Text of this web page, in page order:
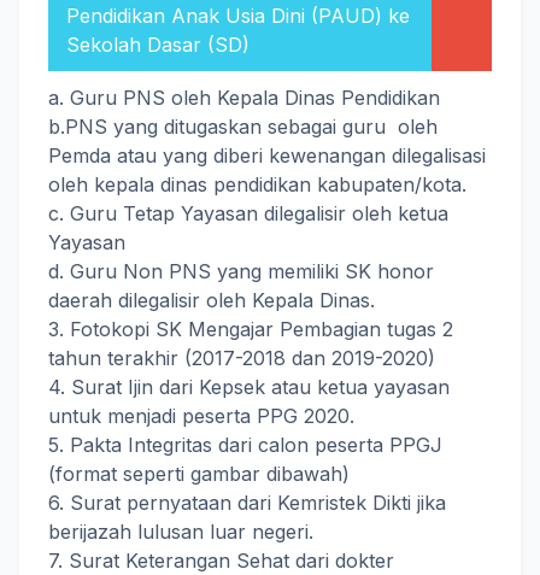
Pendidikan Anak Usia Dini (PAUD) ke
Sekolah Dasar (SD)
a. Guru PNS oleh Kepala Dinas Pendidikan
b.PNS yang ditugaskan sebagai guru oleh
Pemda atau yang diberi kewenangan dilegalisasi
oleh kepala dinas pendidikan kabupaten/kota.
c. Guru Tetap Yayasan dilegalisir oleh ketua
Yayasan
d. Guru Non PNS yang memiliki SK honor
daerah dilegalisir oleh Kepala Dinas.
3. Fotokopi SK Mengajar Pembagian tugas 2
tahun terakhir (2017-2018 dan 2019-2020)
4. Surat Ijin dari Kepsek atau ketua yayasan
untuk menjadi peserta PPG 2020.
5. Pakta Integritas dari calon peserta PPGJ
(format seperti gambar dibawah)
6. Surat pernyataan dari Kemristek Dikti jika
berijazah lulusan luar negeri.
7. Surat Keterangan Sehat dari dokter